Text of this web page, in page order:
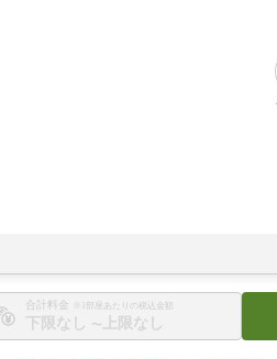
合計料金 ※1部屋あたりの税込金額
〜